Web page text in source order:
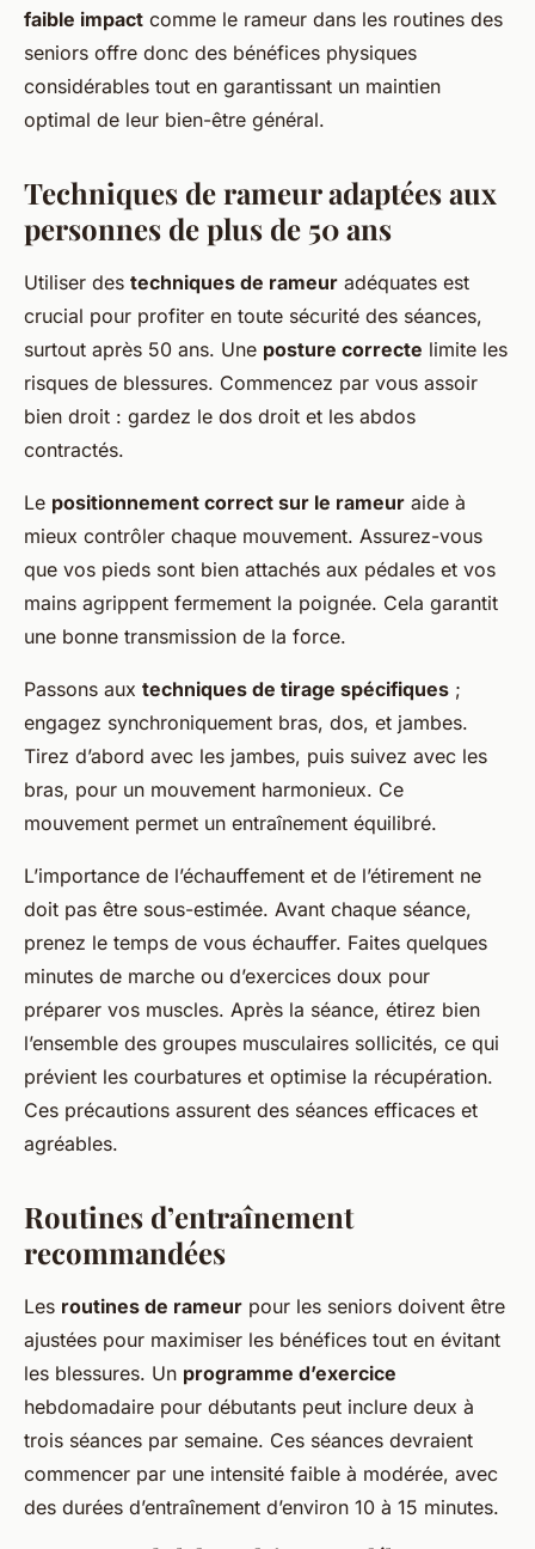
faible impact comme le rameur dans les routines des
seniors offre donc des bénéfices physiques
considérables tout en garantissant un maintien
optimal de leur bien-être général.
Techniques de rameur adaptées aux
personnes de plus de 50 ans
Utiliser des techniques de rameur adéquates est
crucial pour profiter en toute sécurité des séances,
surtout après 50 ans. Une posture correcte limite les
risques de blessures. Commencez par vous assoir
bien droit : gardez le dos droit et les abdos
contractés.
Le positionnement correct sur le rameur aide à
mieux contrôler chaque mouvement. Assurez-vous
que vos pieds sont bien attachés aux pédales et vos
mains agrippent fermement la poignée. Cela garantit
une bonne transmission de la force.
Passons aux techniques de tirage spécifiques ;
engagez synchroniquement bras, dos, et jambes.
Tirez d’abord avec les jambes, puis suivez avec les
bras, pour un mouvement harmonieux. Ce
mouvement permet un entraînement équilibré.
L’importance de l’échauffement et de l’étirement ne
doit pas être sous-estimée. Avant chaque séance,
prenez le temps de vous échauffer. Faites quelques
minutes de marche ou d’exercices doux pour
préparer vos muscles. Après la séance, étirez bien
l’ensemble des groupes musculaires sollicités, ce qui
prévient les courbatures et optimise la récupération.
Ces précautions assurent des séances efficaces et
agréables.
Routines d’entraînement
recommandées
Les routines de rameur pour les seniors doivent être
ajustées pour maximiser les bénéfices tout en évitant
les blessures. Un programme d’exercice
hebdomadaire pour débutants peut inclure deux à
trois séances par semaine. Ces séances devraient
commencer par une intensité faible à modérée, avec
des durées d’entraînement d’environ 10 à 15 minutes.